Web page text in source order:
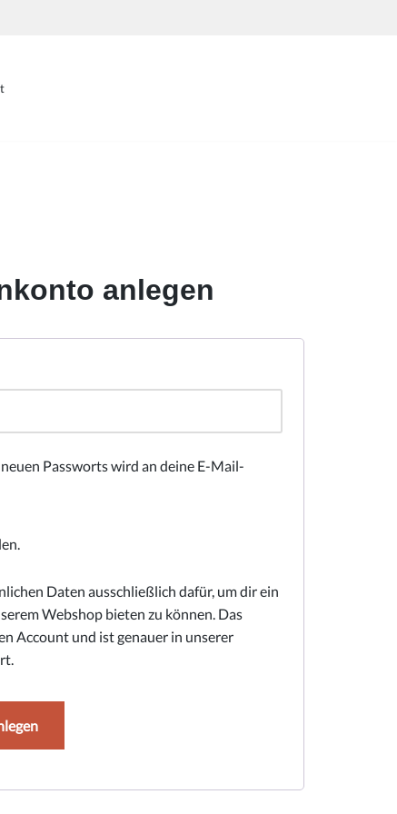
anlegen
Passworts wird an deine E-Mail-
Daten ausschließlich dafür, um dir ein
Webshop bieten zu können. Das
Account und ist genauer in unserer